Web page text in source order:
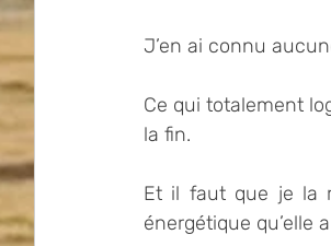
J’en ai connu
Ce qui totalement
la fin.
Et il faut que je la
énergétique qu’elle